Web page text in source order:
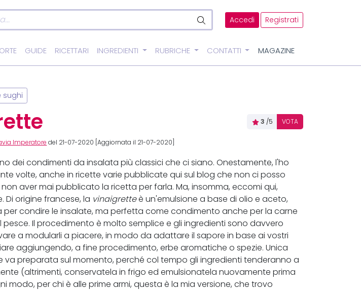
Accedi Registrati
GUIDE RICETTARI INGREDIENTI RUBRICHE CONTATTI MAGAZINE
sughi
3 /5 VOTA
Imperatore del 21-07-2020 [Aggiornata il 21-07-2020]
dei condimenti da insalata più classici che ci siano. Onestamente, l'ho
volte, anche in ricette varie pubblicate qui sul blog che non ci posso
aver mai pubblicato la ricetta per farla. Ma, insomma, eccomi qui,
Di origine francese, la vinaigretteè un'emulsione a base di olio e aceto,
condire le insalate, ma perfetta come condimento anche per la carne
pesce. Il procedimento è molto semplice e gli ingredienti sono davvero
a modularli a piacere, in modo da adattare il sapore in base ai vostri
aggiungendo, a fine procedimento, erbe aromatiche o spezie. Unica
va preparata sul momento, perché col tempo gli ingredienti tenderanno a
(altrimenti, conservatela in frigo ed emulsionatela nuovamente prima
modo, per chi è alle prime armi, questa è la mia versione, che trovo